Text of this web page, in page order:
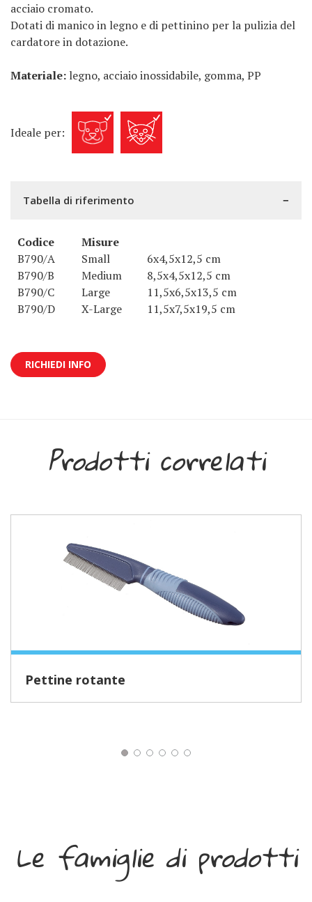
acciaio cromato.
Dotati di manico in legno e di pettinino per la pulizia del
cardatore in dotazione.
Materiale: legno, acciaio inossidabile, gomma, PP
Ideale per:
Tabella di riferimento
Codice
Misure
B790/A
Small
6x4,5x12,5 cm
B790/B
Medium
8,5x4,5x12,5 cm
B790/C
Large
11,5x6,5x13,5 cm
B790/D
X-Large 11,5x7,5x19,5 cm
RICHIEDI INFO
Prodotti correlati
Pettine rotante
Le famiglie di prodotti